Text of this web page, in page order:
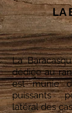
LA
La
dédiée au
est munie
puissants
latéral des